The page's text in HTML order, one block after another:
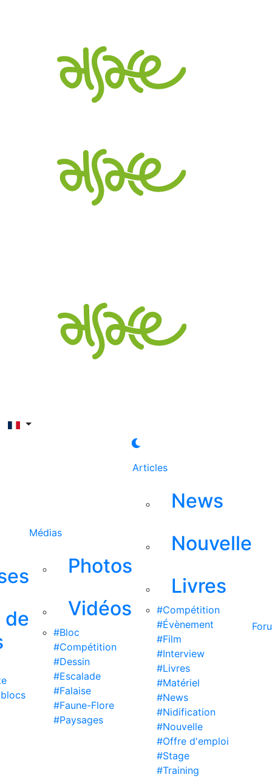
de
Médias
Photos
Vidéos
#Bloc
#Compétition
#Dessin
#Escalade
#Falaise
#Faune-Flore
#Paysages
Articles
News
Nouvelle
Livres
#Compétition
#Évènement
#Film
#Interview
#Livres
#Matériel
#News
#Nidification
#Nouvelle
#Offre d'emploi
#Stage
#Training